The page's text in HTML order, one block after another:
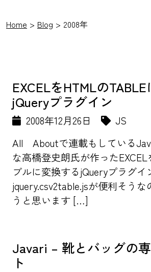
Home Blog 2008年
EXCELをHTMLの
jQueryプラグイン
2008年12月26日
JS
All Aboutで連載もしている
な高橋登史朗氏が作った
ブルに変換するjQueryプラグイ
jquery.csv2table.jsが便利そうな
うと思います […]
Javari – 靴とバッグの
ト